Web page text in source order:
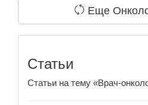
Еще
Статьи
Статьи на тему «Врач-